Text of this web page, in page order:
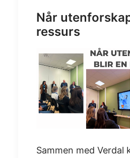
Når
ressurs
Sammen med Verdal